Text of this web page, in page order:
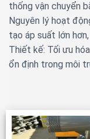
thống vận chuyển
Nguyên lý hoạt
tạo áp suất lớn
Thiết kế: Tối ưu
ổn định trong môi